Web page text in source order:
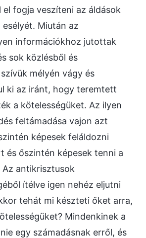
el fogja veszíteni az áldások
esélyét. Miután az
információkhoz jutottak
sok közlésből és
mélyén vágy és
ki az iránt, hogy teremtett
a kötelességüket. Az ilyen
feltámadása vajon azt
képesek feláldozni
és őszintén képesek tenni a
Az antikrisztusok
ítélve igen nehéz eljutni
tehát mi készteti őket arra,
Mindenkinek a
egy számadásnak erről, és